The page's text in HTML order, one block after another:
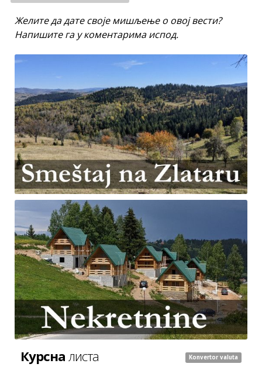
Желите да дате своје мишљење о овој вести?
Напишите га у коментарима испод.
Курсна листа Konvertor valuta